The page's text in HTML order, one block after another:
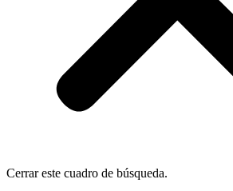
Cerrar este cuadro de búsqueda.